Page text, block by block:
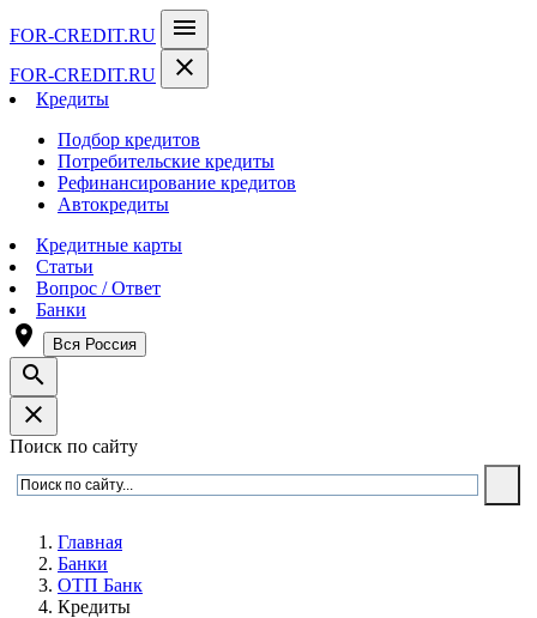
FOR-CREDIT.RU menu
FOR-CREDIT.RU close
Кредиты
Подбор кредитов
Потребительские кредиты
Рефинансирование кредитов
Автокредиты
Кредитные карты
Статьи
Вопрос / Ответ
Банки
room Вся Россия
search
close
Поиск по сайту
Главная
Банки
ОТП Банк
Кредиты